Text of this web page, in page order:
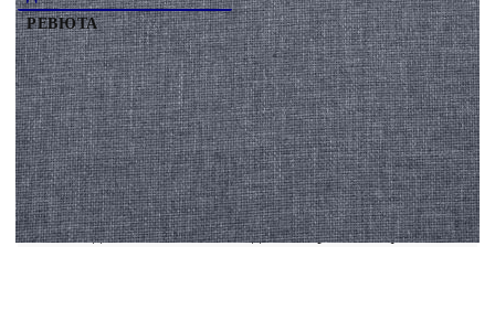
РЕВЮТА
Този висококачествен двуместен диван със
семпъл, но стилен дизайн не само е естетически
приятен, но и много удобен. Удобно седене:
Този комплект дивани е тапициран с мека на
допир материя и разполага с плътно подплатени
възглавници, предлагащи удобно пространство
за отдих.Мек и издръжлив: Той е тапициран с
висококачествен издръжлив плат.Калъф, който
може да се сваля и може да се пере: Калъфките